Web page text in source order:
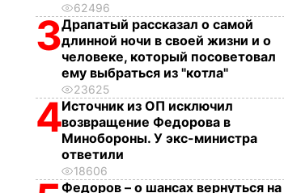
62496
3Драпатый рассказал о самой
длинной ночи в своей жизни и о
человеке, который посоветовал
ему выбраться из "котла"
23625
4Источник из ОП исключил
возвращение Федорова в
Минобороны. У экс-министра
ответили
18606
Федоров – о шансах вернуться на